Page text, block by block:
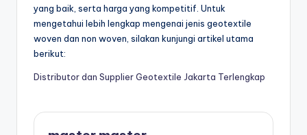
yang baik, serta harga yang kompetitif. Untuk
mengetahui lebih lengkap mengenai jenis geotextile
woven dan non woven, silakan kunjungi artikel utama
berikut:
Distributor dan Supplier Geotextile Jakarta Terlengkap